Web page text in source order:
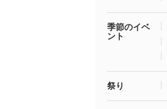
季節のイベ
ント
祭り